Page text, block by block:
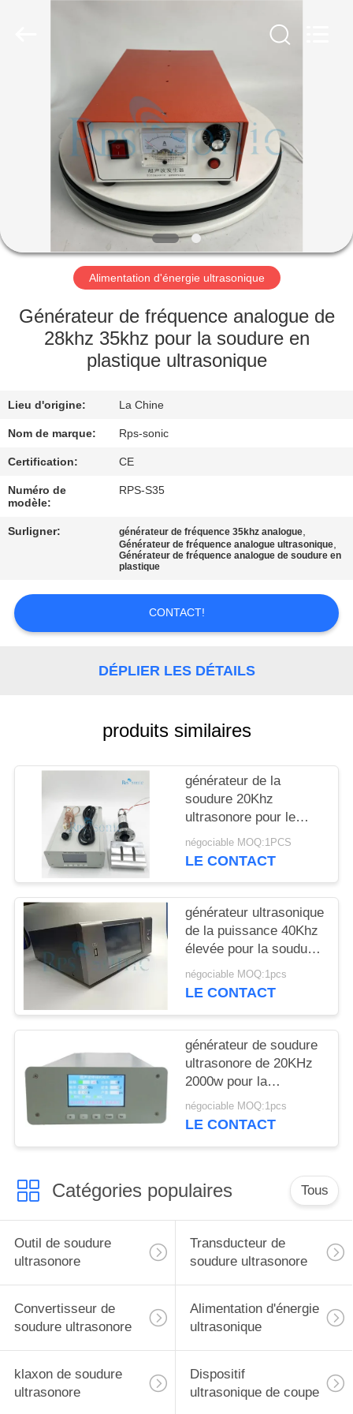
MAISON
PRODUITS
SUJET
DE
NOUS
VISITE
D'USINE
DE
QUALITÉ
CONTACTEZ-
NOUS
NOUVELLES
CAS
POLITIQUE
CONFIDENTIALITÉ
Alimentation d'énergie ultrasonique
Générateur de fréquence analogue de
28khz 35khz pour la soudure en
plastique ultrasonique
Lieu d'origine: La Chine
Nom de marque: Rps-sonic
Certification: CE
Numéro de
modèle:
RPS-S35
Surligner: générateur de fréquence 35khz analogue,
Générateur de fréquence analogue ultrasonique,
Générateur de fréquence analogue de soudure en
plastique
CONTACT!
DÉPLIER LES DÉTAILS
produits similaires
générateur de la
soudure 20Khz
ultrasonore pour le
masque ultrasonique
de trancheuse de
négociable MOQ:1PCS
LE CONTACT
générateur ultrasonique
de la puissance 40Khz
élevée pour la soudure
coupant le processeur
liquide
négociable MOQ:1pcs
LE CONTACT
générateur de soudure
ultrasonore de 20KHz
2000w pour la
trancheuse de masque
négociable MOQ:1pcs
LE CONTACT
Catégories populaires Tous
Outil de soudure
ultrasonore
Transducteur de
soudure ultrasonore
Convertisseur de
soudure ultrasonore
Alimentation d'énergie
ultrasonique
klaxon de soudure
ultrasonore
Dispositif
ultrasonique de coupe